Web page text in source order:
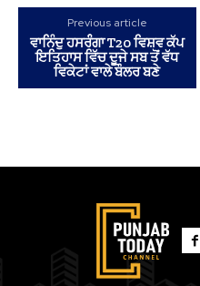
Previous article
ਵਾਨਿੰਦੁ ਹਸਰੰੰਗਾ T20 ਵਿਸ਼ਵ ਕੱਪ
ਇਤਿਹਾਸ ਵਿੱਚ ਦੂਜੇ ਸਬ ਤੋਂ ਵੱਧ
ਵਿਕੇਟਾਂ ਵਾਲੇ ਬੌਲਰ ਬਣੇ